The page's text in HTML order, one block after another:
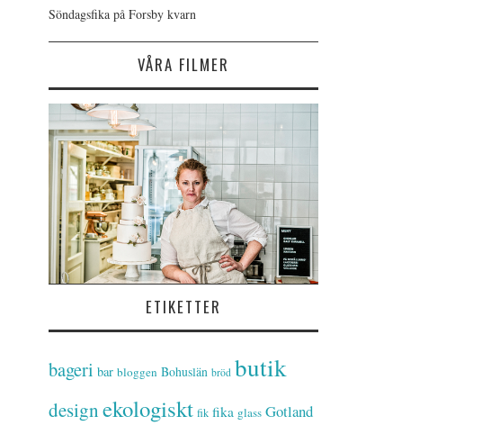
Söndagsfika på Forsby kvarn
VÅRA FILMER
ETIKETTER
bageri bar bloggen Bohuslän bröd butik
designekologiskt fik fika glass Gotland